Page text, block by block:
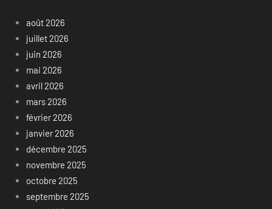
août 2026
juillet 2026
juin 2026
mai 2026
avril 2026
mars 2026
février 2026
janvier 2026
décembre 2025
novembre 2025
octobre 2025
septembre 2025